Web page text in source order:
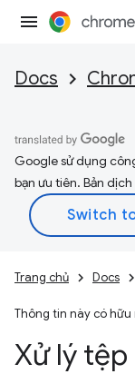
Docs
Google sử dụng
bạn ưu tiên. Bản
Trang chủ Docs
Thông tin này có hữu
Xử lý